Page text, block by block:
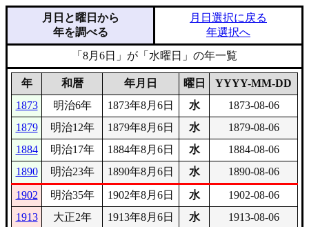
月日と曜日から
年を調べる
月日選択に戻る
年選択へ
「8月6日」が「水曜日」の年一覧
年 和暦 年月日 曜日
YYYY-MM-DD
1873
明治6年 1873年8月6日 水
1873-08-06
1879
明治12年 1879年8月6日 水
1879-08-06
1884
明治17年 1884年8月6日 水
1884-08-06
1890
明治23年 1890年8月6日 水
1890-08-06
1902
明治35年 1902年8月6日 水
1902-08-06
1913
大正2年 1913年8月6日 水
1913-08-06